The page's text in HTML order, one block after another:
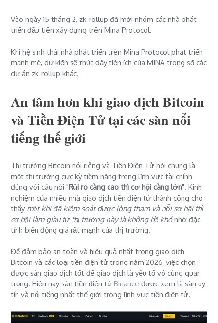
Vào ngày 15 tháng 2, zk-rollup đã mời nhóm các nhà phát
triển đầu tiên xây dựng trên Mina Protocol.
Khi hệ sinh thái nhà phát triển trên Mina Protocol phát triển
mạnh mẽ, dự kiến ​​sẽ thúc đẩy tiện ích của MINA trong số các
dự án zk-rollup khác.
An tâm hơn khi giao dịch Bitcoin
và Tiền Điện Tử tại các sàn nổi
tiếng thế giới
Thị trường Bitcoin nói riêng và Tiền Điện Tử nói chung là
một thị trường cực kỳ tiềm năng trong lĩnh vực tài chính
đúng với câu nói "Rủi ro càng cao thì cơ hội càng lớn". Kinh
nghiệm của nhiều nhà giao dịch tiền điện tử thành công cho
thấy một khi đã kiểm soát được lòng tham và nỗi sợ hãi thì
cơ hội làm giàu từ thị trường này là không hề khónhờ đặc
tính biến động giá rất mạnh của thị trường.
Để đảm bảo an toàn và hiệu quả nhất trong giao dịch
Bitcoin và các loại tiền điện tử trong năm 2026, việc chọn
được sàn giao dịch tốt để giao dịch là yếu tố vô cùng quan
trọng. Hiện nay sàn tiền điện tửBinance được xem là sàn uy
tín và nổi tiếng nhất thế giới trong lĩnh vực tiền điện tử.